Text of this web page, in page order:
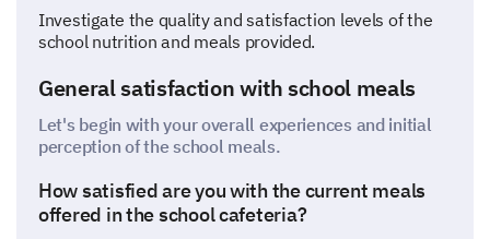
Investigate the quality and satisfaction levels of the
school nutrition and meals provided.
General satisfaction with school meals
Let's begin with your overall experiences and initial
perception of the school meals.
How satisfied are you with the current meals
offered in the school cafeteria?